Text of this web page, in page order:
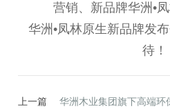
营销、新品牌华洲•
华洲•凤林原生新品牌发
待！
上一篇 华洲木业集团旗下高端